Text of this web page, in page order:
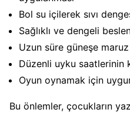
Bol su içilerek sıvı
Sağlıklı ve dengeli
Uzun süre güneşe maruz
Düzenli uyku saatlerinin
Oyun oynamak için
Bu önlemler, çocukların